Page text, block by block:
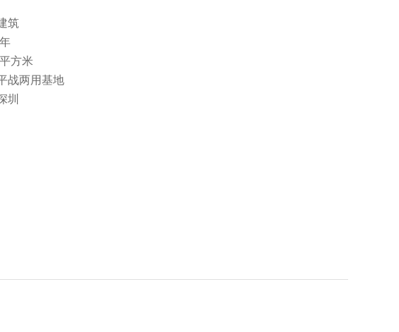
筑
方米
战两用基地
圳